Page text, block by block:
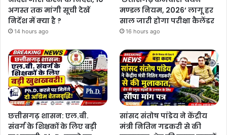
अगस्त तक मांगी सूची देखें
निर्देश में क्या है ?
14 hours ago
मण्डल नियम, 2026’ लागू हर
साल जारी होगा परीक्षा कैलेंडर
16 hours ago
छत्तीसगढ़ शासन: एल.बी.
संवर्ग के शिक्षकों के लिए बड़ी
सांसद संतोष पांडेय ने केंद्रीय
मंत्री नितिन गडकरी से की